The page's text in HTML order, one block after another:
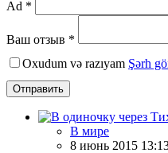
Ad *
Ваш отзыв *
Oxudum və razıyam Şərh
Отправить
В мире
8 июнь 2015